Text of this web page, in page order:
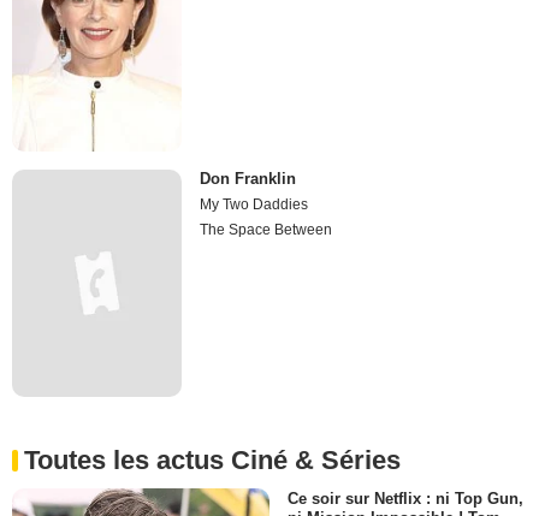
Don Franklin
My Two Daddies
The Space Between
Toutes les actus Ciné & Séries
Ce soir sur Netflix : ni Top Gun,